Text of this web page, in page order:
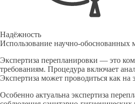
Надёжность
Использование научно-обоснованных
Экспертиза перепланировки — это
требованиям. Процедура включает
Экспертиза может проводиться как
Особенно актуальна экспертиза